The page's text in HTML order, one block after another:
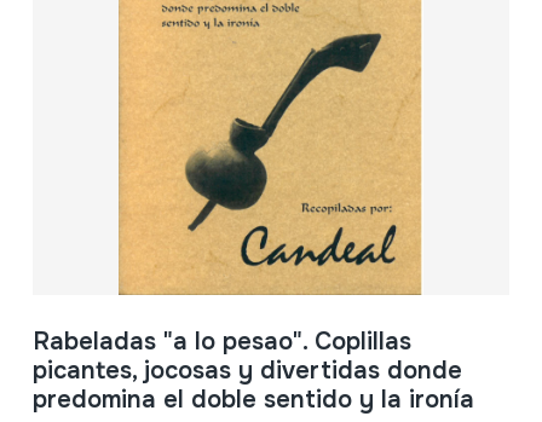
Rabeladas "a lo pesao". Coplillas
picantes, jocosas y divertidas donde
predomina el doble sentido y la ironía